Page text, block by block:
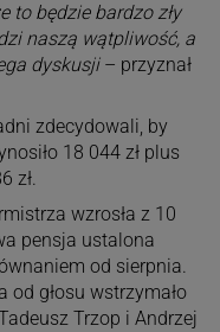
to będzie bardzo zły
naszą wątpliwość, a
dyskusji– przyznał
zdecydowali, by
18 044 zł plus
zł.
wzrosła z 10
pensja ustalona
od sierpnia.
od głosu wstrzymało
Trzop i Andrzej